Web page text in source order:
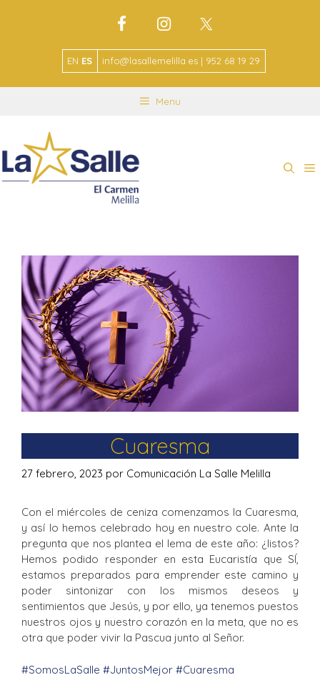
EN ES info@lasallemelilla.es | 952 68 19 29
Menu
Cuaresma
27 febrero, 2023 por Comunicación La Salle Melilla
Con el miércoles de ceniza comenzamos la Cuaresma,
y así lo hemos celebrado hoy en nuestro cole. Ante la
pregunta que nos plantea el lema de este año: ¿listos?
Hemos podido responder en esta Eucaristía que SÍ,
estamos preparados para emprender este camino y
poder sintonizar con los mismos deseos y
sentimientos que Jesús, y por ello, ya tenemos puestos
nuestros ojos y nuestro corazón en la meta, que no es
otra que poder vivir la Pascua junto al Señor.
#SomosLaSalle #JuntosMejor #Cuaresma